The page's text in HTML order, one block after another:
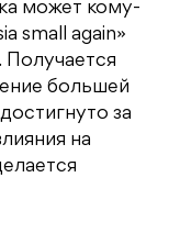
может кому-
small again»
Получается
большей
за
на